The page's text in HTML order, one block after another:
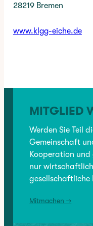
28219 Bremen
www.klgg-eiche.de
MITGLIED
Werden Sie Teil
Gemeinschaft
Kooperation
nur
gesellschaftliche
Mitmachen →